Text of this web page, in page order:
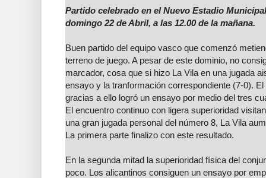
Partido celebrado en el Nuevo Estadio
domingo 22 de Abril, a las 12.00 de la mañana.
Buen partido del equipo vasco que comenzó
terreno de juego. A pesar de este dominio, no
marcador, cosa que si hizo La Vila en una jugada
ensayo y la tranformación correspondiente (7-0).
gracias a ello logró un ensayo por medio del tres
El encuentro continuo con ligera superioridad
una gran jugada personal del número 8, La Vila
La primera parte finalizo con este resultado.
En la segunda mitad la superioridad física del
poco. Los alicantinos consiguen un ensayo por